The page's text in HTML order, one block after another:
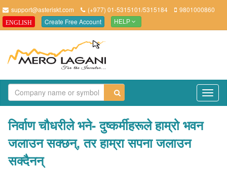
support@asteriskt.com (+977) 01-5315101/5315184 9801000860
ENGLISH Create Free Account HELP
निर्वाण चौधरीले भने- दुष्कर्मीहरूले हाम्रो भवन
जलाउन सक्छन्, तर हाम्रा सपना जलाउन
सक्दैनन्